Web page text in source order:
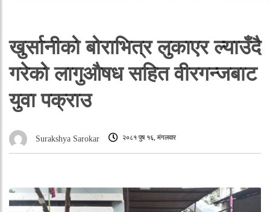
खुर्सानीको बोराभित्र लुकाएर ल्याउँदै
गरेको लागुऔषध सहित वीरगन्जबाट
युवा पक्राउ
Surakshya Sarokar २०८१ पुष १६, मंगलवार